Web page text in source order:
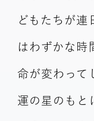
どもたちが連
はわずかな時
命が変わって
運の星のもと